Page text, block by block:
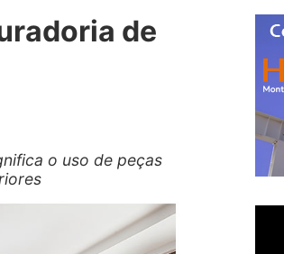
de
o uso de peças